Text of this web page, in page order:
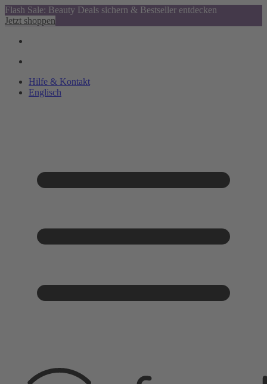
Flash Sale: Beauty Deals sichern & Bestseller entdecken
Jetzt shoppen
Hilfe & Kontakt
Englisch